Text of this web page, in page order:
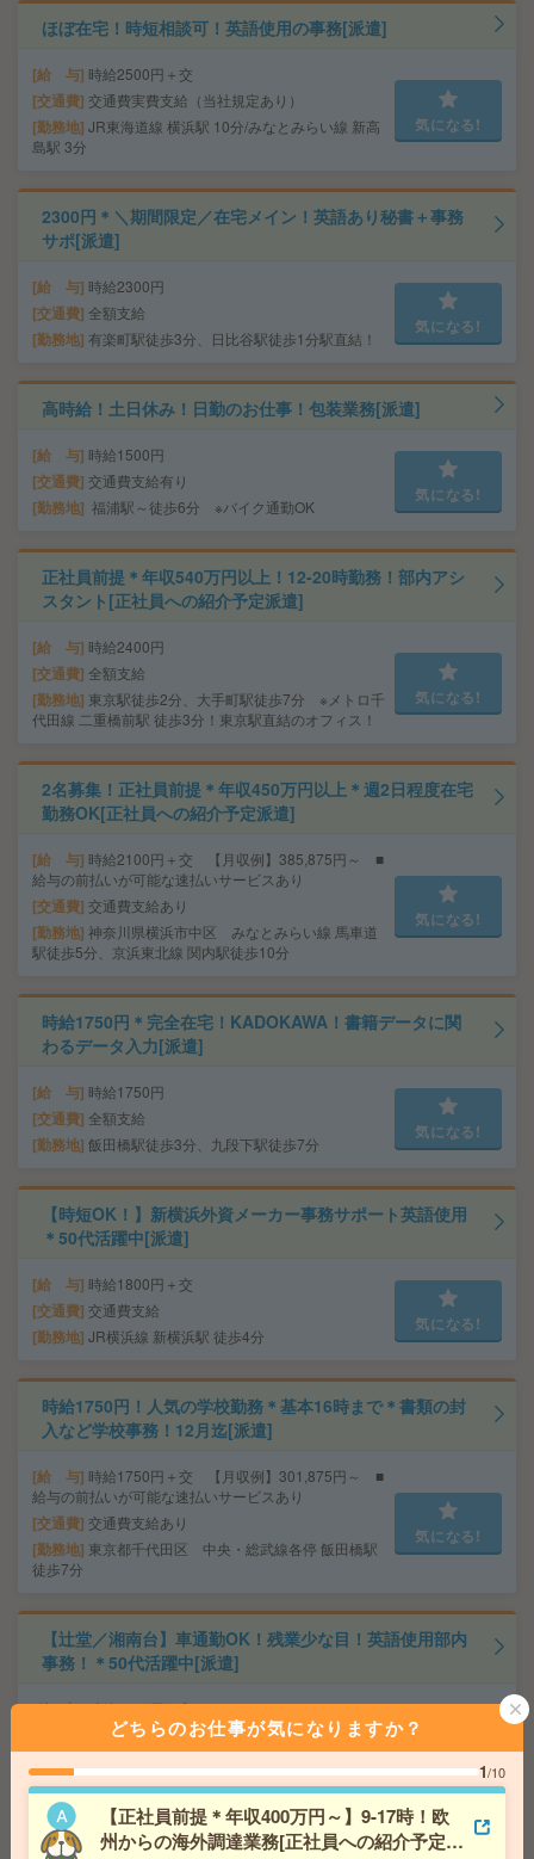
ほぼ在宅！時短相談可！英語使用の事務[派遣]
給 与 時給2500円＋交
交通費 交通費実費支給（当社規定あり）
勤務地 JR東海道線 横浜駅 10分/みなとみらい線 新高
島駅 3分
気になる!
2300円＊＼期間限定／在宅メイン！英語あり秘書＋事務
サポ[派遣]
給 与 時給2300円
交通費 全額支給
勤務地 有楽町駅徒歩3分、日比谷駅徒歩1分駅直結！
気になる!
高時給！土日休み！日勤のお仕事！包装業務[派遣]
給 与 時給1500円
交通費 交通費支給有り
勤務地 福浦駅～徒歩6分 ※バイク通勤OK
気になる!
正社員前提＊年収540万円以上！12-20時勤務！部内アシ
スタント[正社員への紹介予定派遣]
給 与 時給2400円
交通費 全額支給
勤務地 東京駅徒歩2分、大手町駅徒歩7分 ※メトロ千
代田線 二重橋前駅 徒歩3分！東京駅直結のオフィス！
気になる!
2名募集！正社員前提＊年収450万円以上＊週2日程度在宅
勤務OK[正社員への紹介予定派遣]
給 与 時給2100円＋交 【月収例】385,875円～ ■
給与の前払いが可能な速払いサービスあり
交通費 交通費支給あり
勤務地 神奈川県横浜市中区 みなとみらい線 馬車道
駅徒歩5分、京浜東北線 関内駅徒歩10分
気になる!
時給1750円＊完全在宅！KADOKAWA！書籍データに関
わるデータ入力[派遣]
給 与 時給1750円
交通費 全額支給
勤務地 飯田橋駅徒歩3分、九段下駅徒歩7分
気になる!
【時短OK！】新横浜外資メーカー事務サポート英語使用
＊50代活躍中[派遣]
給 与 時給1800円＋交
交通費 交通費支給
勤務地 JR横浜線 新横浜駅 徒歩4分
気になる!
時給1750円！人気の学校勤務＊基本16時まで＊書類の封
入など学校事務！12月迄[派遣]
給 与 時給1750円＋交 【月収例】301,875円～ ■
給与の前払いが可能な速払いサービスあり
交通費 交通費支給あり
勤務地 東京都千代田区 中央・総武線各停 飯田橋駅
徒歩7分
気になる!
【辻堂／湘南台】車通勤OK！残業少な目！英語使用部内
事務！＊50代活躍中[派遣]
給 与 時給1900円＋交
弊社規定により通勤交通費支給
海道線 辻堂駅 バス30分
気になる!
英語×事務！大手企業での事務！高時給2500円[派遣]
どちらのお仕事が気になりますか？
1/10
【正社員前提＊年収400万円～】9-17時！欧
州からの海外調達業務[正社員への紹介予定派